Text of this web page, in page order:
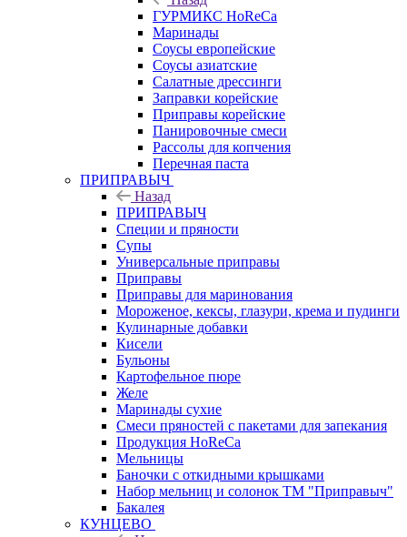
ГУРМИКС HoReCa
Маринады
Соусы европейские
Соуcы азиатские
Салатные дрессинги
Заправки корейские
Приправы корейские
Панировочные смеси
Рассолы для копчения
Перечная паста
ПРИПРАВЫЧ
Назад
ПРИПРАВЫЧ
Специи и пряности
Супы
Универсальные приправы
Приправы
Приправы для маринования
Мороженое, кексы, глазури, крема и пудинги
Кулинарные добавки
Кисели
Бульоны
Картофельное пюре
Желе
Маринады сухие
Смеси пряностей с пакетами для запекания
Продукция HoReCa
Мельницы
Баночки с откидными крышками
Набор мельниц и солонок ТМ "Приправыч"
Бакалея
КУНЦЕВО